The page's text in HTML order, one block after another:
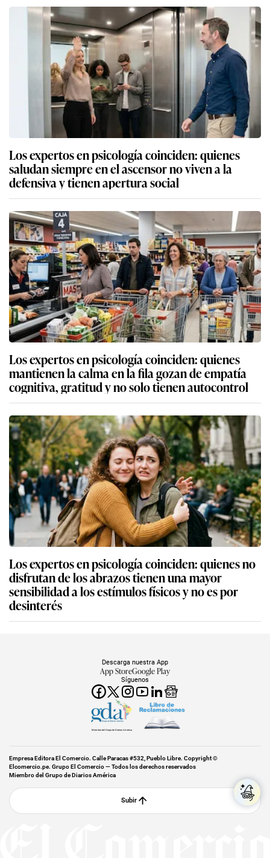
Los expertos en psicología coinciden: quienes
saludan siempre en el ascensor no viven a la
defensiva y tienen apertura social
Los expertos en psicología coinciden: quienes
mantienen la calma en la fila gozan de empatía
cognitiva, gratitud y no solo tienen autocontrol
Los expertos en psicología coinciden: quienes no
disfrutan de los abrazos tienen una mayor
sensibilidad a los estímulos físicos y no es por
desinterés
Síguenos
Descarga nuestra App
App StoreGoogle Play
Miembro del Grupo de Diarios América
Empresa Editora El Comercio. Calle Paracas #532, Pueblo Libre. Copyright ©
Elcomercio.pe. Grupo El Comercio — Todos los derechos reservados
Miembro del Grupo de Diarios América
Subir